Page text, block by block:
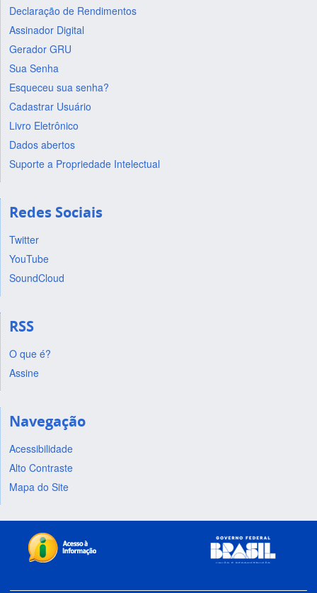
Declaração de Rendimentos
Assinador Digital
Gerador GRU
Sua Senha
Esqueceu sua senha?
Cadastrar Usuário
Livro Eletrônico
Dados abertos
Suporte a Propriedade Intelectual
Redes Sociais
Twitter
YouTube
SoundCloud
RSS
O que é?
Assine
Navegação
Acessibilidade
Alto Contraste
Mapa do Site